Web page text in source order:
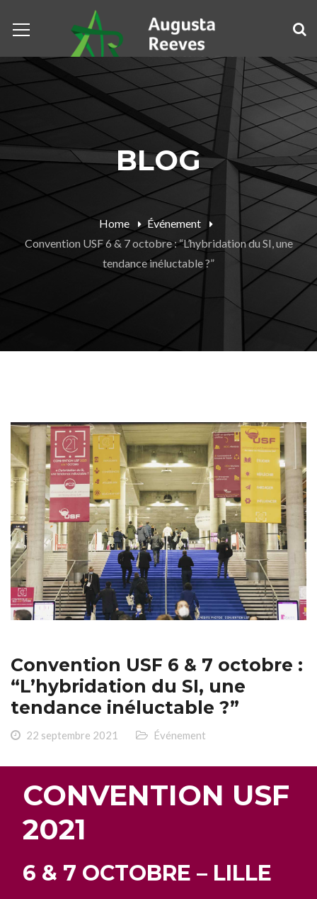
BLOG
Home
Événement
Convention USF 6 & 7 octobre : “L’hybridation du SI, une
tendance inéluctable ?”
Convention USF 6 & 7 octobre :
“L’hybridation du SI, une
tendance inéluctable ?”
22 septembre 2021 Événement
CONVENTION USF
2021
6 & 7 OCTOBRE – LILLE